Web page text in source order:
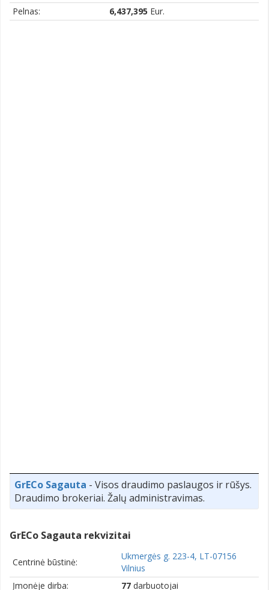
Pelnas:
6,437,395 Eur.
GrECo Sagauta - Visos draudimo paslaugos ir rūšys.
Draudimo brokeriai. Žalų administravimas.
GrECo Sagauta rekvizitai
Centrinė būstinė:
Ukmergės g. 223-4, LT-07156
Vilnius
Įmonėje dirba:
77 darbuotojai